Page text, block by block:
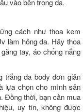
vào bên trong da.
cách như thoa kem
làm hỏng da. Hãy thoa
tay, áo chống nắng
trắng da body đơn giản
lựa chọn cho mình sản
Đồng thời, bạn cần mua
uy tín, không được